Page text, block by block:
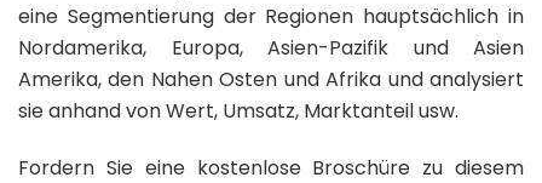
eine Segmentierung der Regionen hauptsächlich in
Nordamerika, Europa, Asien-Pazifik und Asien
Amerika, den Nahen Osten und Afrika und analysiert
sie anhand von Wert, Umsatz, Marktanteil usw.
Fordern Sie eine kostenlose Broschüre zu diesem